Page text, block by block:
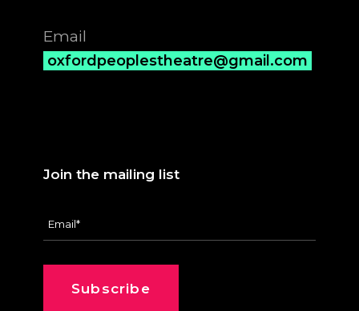
Email
oxfordpeoplestheatre@gmail.com
Join the mailing list